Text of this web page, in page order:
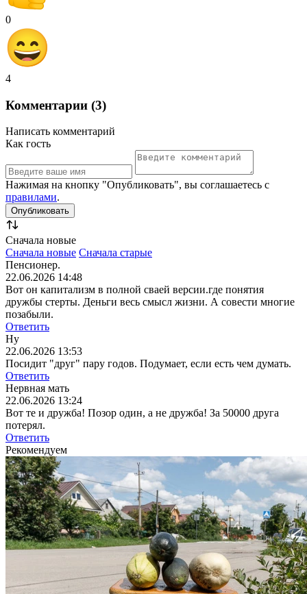
0
4
Комментарии (3)
Написать комментарий
Как гость
Нажимая на кнопку "Опубликовать", вы соглашаетесь с
правилами.
Сначала новые
Сначала новые Сначала старые
Пенсионер.
22.06.2026 14:48
Вот он капитализм в полной сваей версии.где понятия
дружбы стерты. Деньги весь смысл жизни. А совести многие
позабыли.
Ответить
Ну
22.06.2026 13:53
Посидит "друг" пару годов. Подумает, если есть чем думать.
Ответить
Нервная мать
22.06.2026 13:24
Вот те и дружба! Позор один, а не дружба! За 50000 друга
потерял.
Ответить
Рекомендуем